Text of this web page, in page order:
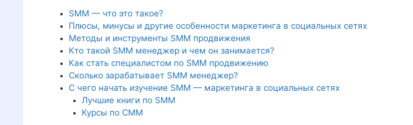
SMM — что это такое?
Плюсы, минусы и другие особенности маркетинга в социальных сетях
Методы и инструменты SMM продвижения
Кто такой SMM менеджер и чем он занимается?
Как стать специалистом по SMM продвижению
Сколько зарабатывает SMM менеджер?
С чего начать изучение SMM — маркетинга в социальных сетях
Лучшие книги по SMM
Курсы по СММ